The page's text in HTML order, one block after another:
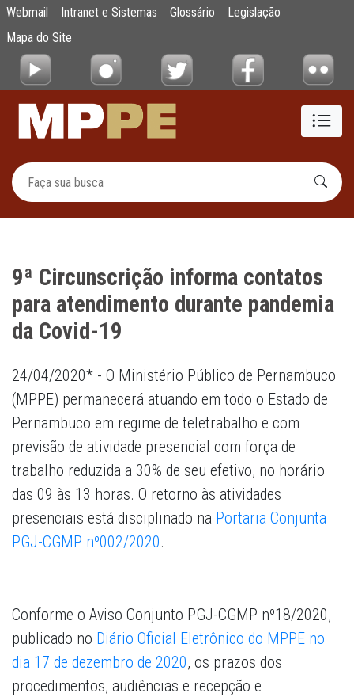
Pular para o Conteúdo principal
9ª Circunscrição informa contatos para
Webmail Intranet e Sistemas Glossário
Legislação
Mapa do Site
9ª Circunscrição informa contatos
para atendimento durante pandemia
da Covid-19
24/04/2020* - O Ministério Público de Pernambuco
(MPPE) permanecerá atuando em todo o Estado de
Pernambuco em regime de teletrabalho e com
previsão de atividade presencial com força de
trabalho reduzida a 30% de seu efetivo, no horário
das 09 às 13 horas. O retorno às atividades
presenciais está disciplinado na Portaria Conjunta
PGJ-CGMP nº002/2020.
Conforme o Aviso Conjunto PGJ-CGMP nº18/2020,
publicado no Diário Oficial Eletrônico do MPPE no
dia 17 de dezembro de 2020, os prazos dos
procedimentos, audiências e recepção e